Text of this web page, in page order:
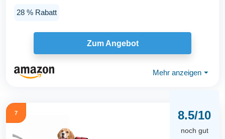
28 % Rabatt
Zum Angebot
Mehr anzeigen ⏷
7 8.5/10
noch gut